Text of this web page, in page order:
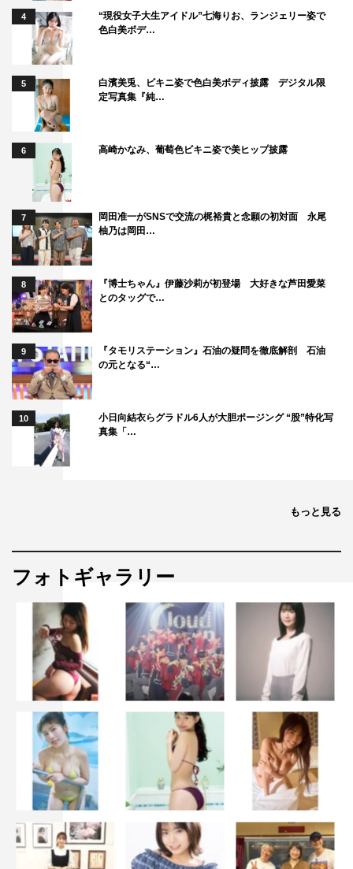
4
“現役女子大生アイドル”七海りお、ランジェリー姿で
色白美ボデ…
5
白濱美兎、ビキニ姿で色白美ボディ披露 デジタル限
定写真集『純…
6 高崎かなみ、葡萄色ビキニ姿で美ヒップ披露
7
岡田准一がSNSで交流の梶裕貴と念願の初対面 永尾
柚乃は岡田…
8
『博士ちゃん』伊藤沙莉が初登場 大好きな芦田愛菜
とのタッグで…
9
『タモリステーション』石油の疑問を徹底解剖 石油
の元となる“…
10
小日向結衣らグラドル6人が大胆ポージング “股”特化写
真集「…
もっと見る
フォトギャラリー